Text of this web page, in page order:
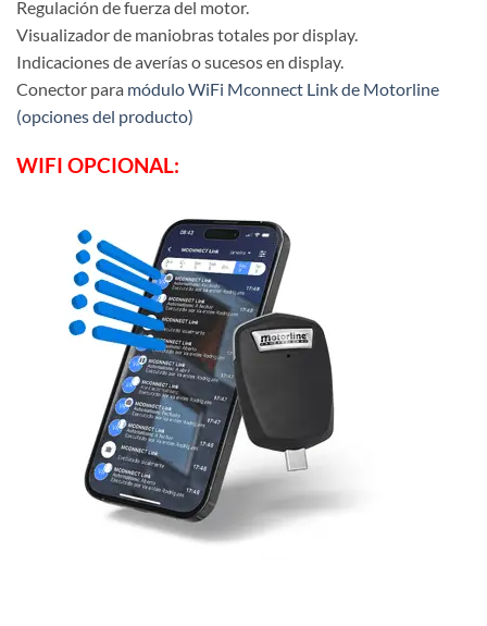
Regulación de fuerza del motor.
Visualizador de maniobras totales por display.
Indicaciones de averías o sucesos en display.
Conector para módulo WiFi Mconnect Link de Motorline
(opciones del producto)
WIFI OPCIONAL: